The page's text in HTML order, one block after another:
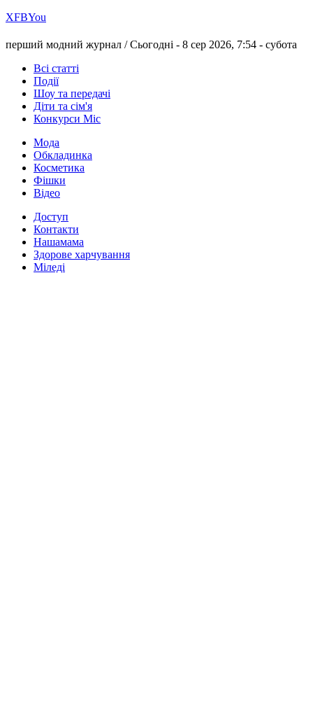
ХFBYou
перший модний журнал /Сьогодні - 8 сер 2026, 7:54 - субота
Всі статті
Події
Шоу та передачі
Діти та сім'я
Конкурси Міс
Мода
Обкладинка
Косметика
Фішки
Відео
Доступ
Контакти
Нашамама
Здорове харчування
Міледі